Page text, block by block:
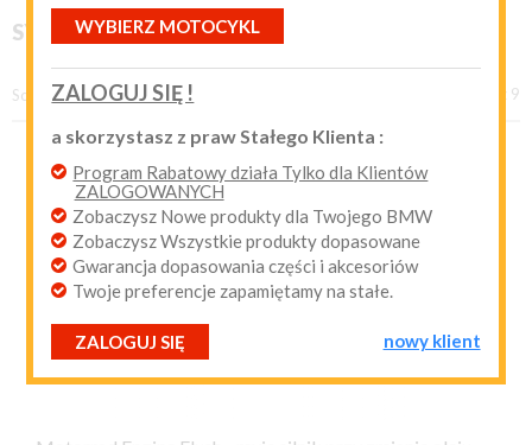
WYBIERZ MOTOCYKL
ZALOGUJ SIĘ !
a skorzystasz z praw Stałego Klienta :
Program Rabatowy działa Tylko dla Klientów
ZALOGOWANYCH
Zobaczysz Nowe produkty dla Twojego BMW
Zobaczysz Wszystkie produkty dopasowane
Gwarancja dopasowania części i akcesoriów
Twoje preferencje zapamiętamy na stałe.
ZALOGUJ SIĘ nowy klient
Hasło:
przypomnij mi hasło nowy klient
SYNTETYCZNE
Sortuj według produkty 1 - 9 z 9